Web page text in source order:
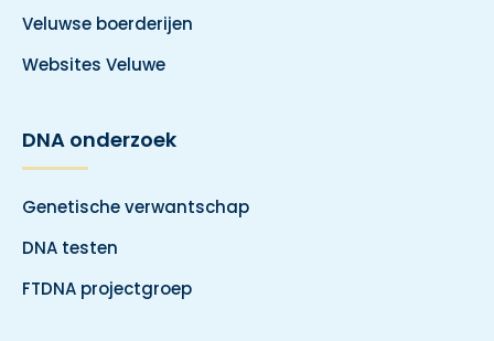
Veluwse boerderijen
Websites Veluwe
DNA onderzoek
Genetische verwantschap
DNA testen
FTDNA projectgroep